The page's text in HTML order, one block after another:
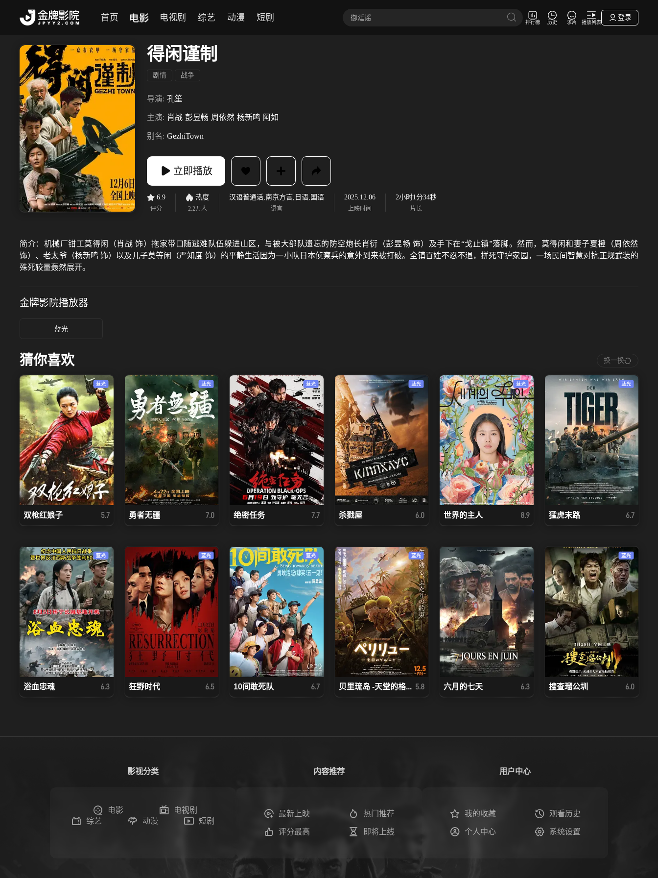
首页 电影 电视剧 综艺 动漫 短剧 排行榜 历史 求片 播放列表
登录
得闲谨制
剧情 战争
导演: 孔笙
主演: 肖战 彭昱畅 周依然 杨新鸣 阿如
别名: GezhiTown
立即播放
6.9
评分
热度
2.2万人
汉语普通话,南京方言,日语,国语
语言
2025.12.06
上映时间
2小时1分34秒
片长
简介： 机械厂钳工莫得闲（肖战 饰）拖家带口随逃难队伍躲进山区，与被大部队遗忘的防空炮长肖衍（彭昱畅 饰）及手下在“戈止镇”落脚。然而，莫得闲和妻子夏橙（周依然
饰）、老太爷（杨新鸣 饰）以及儿子莫等闲（严知度 饰）的平静生活因为一小队日本侦察兵的意外到来被打破。全镇百姓不忍不退，拼死守护家园，一场民间智慧对抗正规武装的
殊死较量轰然展开。
金牌影院播放器
蓝光
猜你喜欢 换一换
蓝光
双枪红娘子 5.7
蓝光
勇者无疆 7.0
蓝光
绝密任务 7.7
蓝光
杀戮屋 6.0
蓝光
世界的主人 8.9
蓝光
猛虎末路 6.7
蓝光
浴血忠魂 6.3
蓝光
狂野时代 6.5
蓝光
10间敢死队 6.7
蓝光
贝里琉岛 -天堂的格... 5.8 六月的七天 6.3
蓝光
搜查瑠公圳 6.0
影视分类
电影
电视剧
综艺
动漫 短剧
内容推荐
最新上映 热门推荐
评分最高 即将上线
用户中心
我的收藏 观看历史
个人中心 系统设置